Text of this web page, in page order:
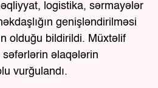
logistika, sərmayələr
genişləndirilməsi
olduğu bildirildi. Müxtəlif
səfərlərin əlaqələrin
vurğulandı.